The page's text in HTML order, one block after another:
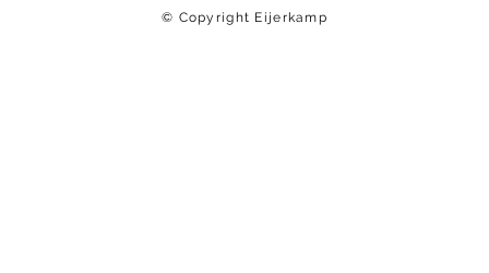
© Copyright Eijerkamp